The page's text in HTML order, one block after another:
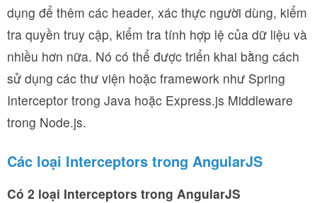
dụng để thêm các header, xác thực người dùng, kiểm
tra quyền truy cập, kiểm tra tính hợp lệ của dữ liệu và
nhiều hơn nữa. Nó có thể được triển khai bằng cách
sử dụng các thư viện hoặc framework như Spring
Interceptor trong Java hoặc Express.js Middleware
trong Node.js.
Các loại Interceptors trong AngularJS
Có 2 loại Interceptors trong AngularJS